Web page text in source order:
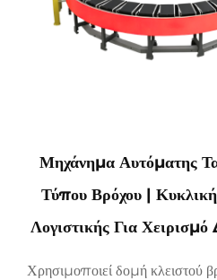
Μηχάνημα Αυτόματης
Τύπου Βρόχου | Κυκλική
Λογιστικής Για
Χρησιμοποιεί δομή κλειστού